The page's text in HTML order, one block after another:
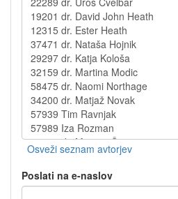
Poslati na e-naslov